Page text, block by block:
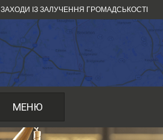
ЗАХОДИ ІЗ ЗАЛУЧЕННЯ ГРОМАДСЬКОСТІ
МЕНЮ